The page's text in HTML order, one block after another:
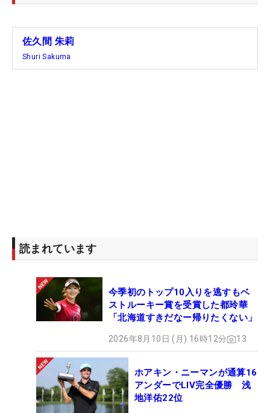
佐久間 朱莉
Shuri Sakuma
読まれています
今季初のトップ10入りを逃すもベ
ストルーキー賞を受賞した都玲華
「北海道すきだなー帰りたくない」
2026年8月10日 (月) 16時12分 13
ホアキン・ニーマンが通算16
アンダーでLIV完全優勝 浅
地洋佑22位